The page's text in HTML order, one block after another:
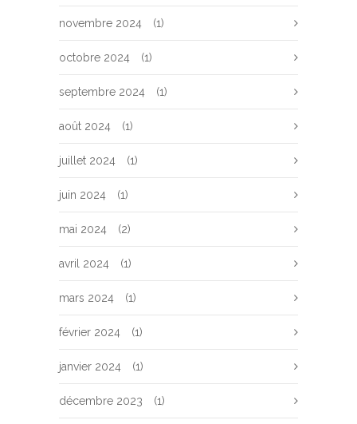
novembre 2024 (1)
octobre 2024 (1)
septembre 2024 (1)
août 2024 (1)
juillet 2024 (1)
juin 2024 (1)
mai 2024 (2)
avril 2024 (1)
mars 2024 (1)
février 2024 (1)
janvier 2024 (1)
décembre 2023 (1)